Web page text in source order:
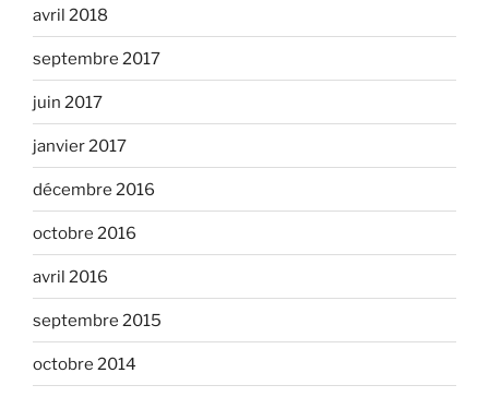
avril 2018
septembre 2017
juin 2017
janvier 2017
décembre 2016
octobre 2016
avril 2016
septembre 2015
octobre 2014